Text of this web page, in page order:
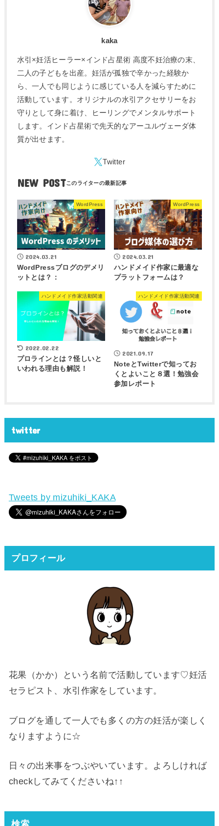
kaka
水引×妊活ヒーラー×インド占星術 高度不妊治療の末、
二人の子どもを出産。妊活が孤独で辛かった経験か
ら、一人でも同じように感じている人を減らすために
活動しています。オリジナルの水引アクセサリーをお
守りとして身に着け、ヒーリングでメンタルサポート
します。インド占星術で先天的なアーユルヴェーダ体
質が出せます。
NEW POST
WordPress
2024.03.21
WordPressブログのデメリ
ットとは？：
WordPress
2024.03.21
ハンドメイド作家に最適な
プラットフォームは？
ハンドメイド作家活動関連
2022.02.22
プロラインとは？怪しいと
いわれる理由も解説！
ハンドメイド作家活動関連
2021.09.17
NoteとTwitterで知ってお
くとよいこと８選！勉強会
参加レポート
twitter
Tweets by mizuhiki_KAKA
プロフィール
花果（かか）という名前で活動しています♡妊活
セラピスト、水引作家をしています。
ブログを通して一人でも多くの方の妊活が楽しく
なりますように☆
日々の出来事をつぶやいています。よろしければ
checkしてみてくださいね↑↑
検索